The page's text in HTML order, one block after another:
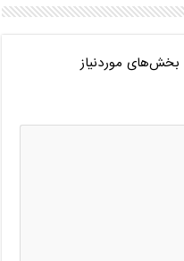
بخش‌های موردنیاز